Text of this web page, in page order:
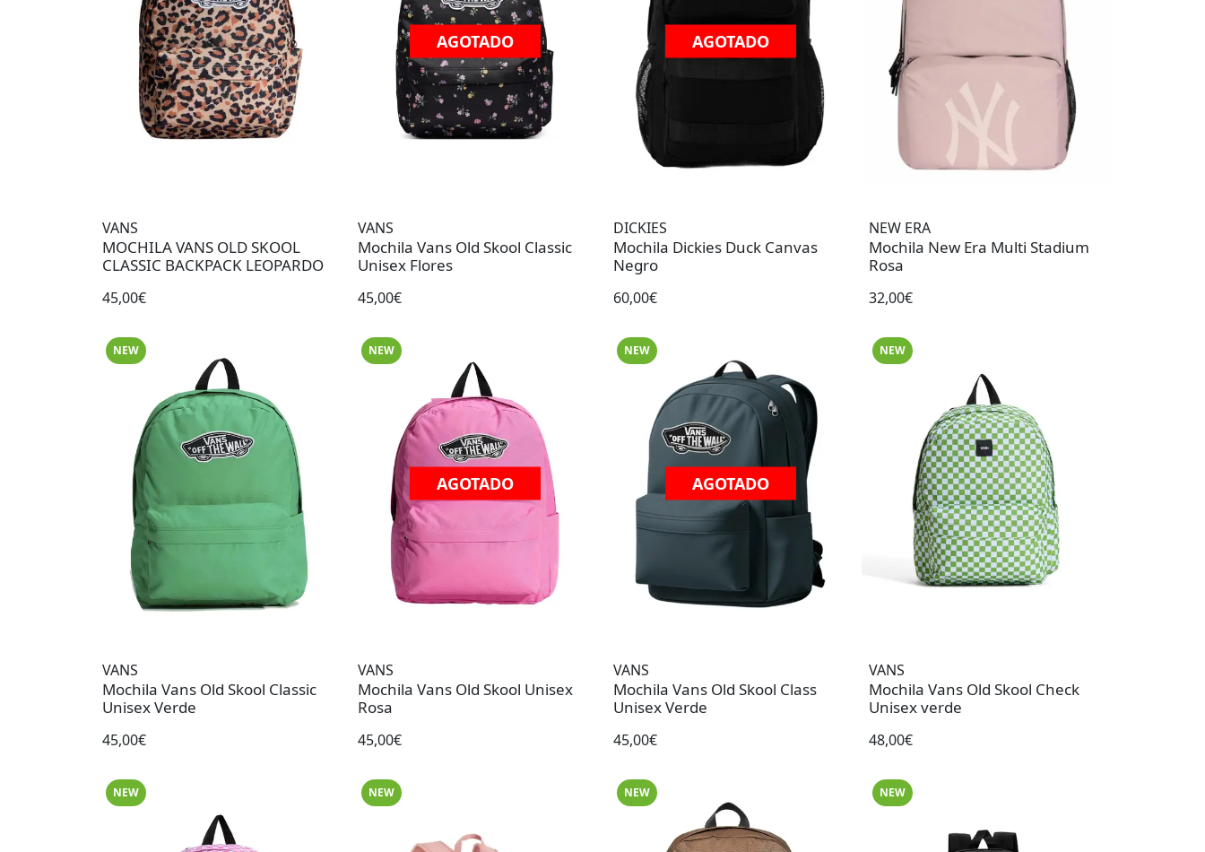
VANS
MOCHILA VANS OLD SKOOL
CLASSIC BACKPACK LEOPARDO
45,00€
AGOTADO
VANS
Mochila Vans Old Skool Classic
Unisex Flores
45,00€
AGOTADO
DICKIES
Mochila Dickies Duck Canvas
Negro
60,00€
NEW ERA
Mochila New Era Multi Stadium
Rosa
32,00€
NEW
VANS
Mochila Vans Old Skool Classic
Unisex Verde
45,00€
NEW
AGOTADO
VANS
Mochila Vans Old Skool Unisex
Rosa
45,00€
NEW
AGOTADO
VANS
Mochila Vans Old Skool Class
Unisex Verde
45,00€
NEW
VANS
Mochila Vans Old Skool Check
Unisex verde
48,00€
NEW NEW NEW NEW